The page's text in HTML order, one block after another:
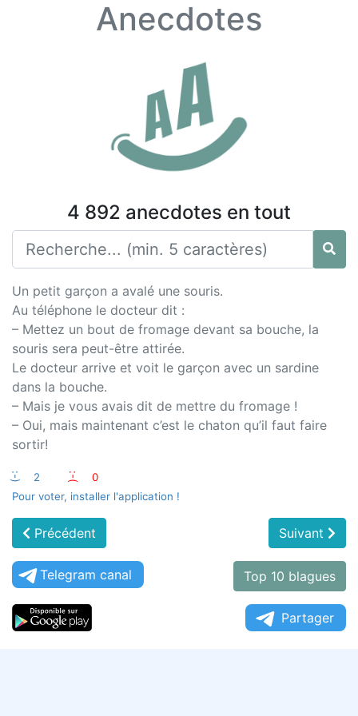
Anecdotes
4 892 anecdotes en tout
Un petit garçon a avalé une souris.
Au téléphone le docteur dit :
– Mettez un bout de fromage devant sa bouche, la
souris sera peut-être attirée.
Le docteur arrive et voit le garçon avec un sardine
dans la bouche.
– Mais je vous avais dit de mettre du fromage !
– Oui, mais maintenant c’est le chaton qu’il faut faire
sortir!
:-) 2 :-(
0
Pour voter, installer l'application !
Précédent Suivant
Telegram canal Top 10 blagues
Partager